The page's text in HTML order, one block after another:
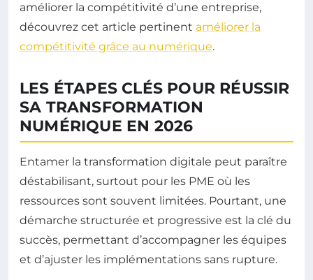
améliorer la compétitivité d’une entreprise,
découvrez cet article pertinent améliorer la
compétitivité grâce au numérique.
LES ÉTAPES CLÉS POUR RÉUSSIR
SA TRANSFORMATION
NUMÉRIQUE EN 2026
Entamer la transformation digitale peut paraître
déstabilisant, surtout pour les PME où les
ressources sont souvent limitées. Pourtant, une
démarche structurée et progressive est la clé du
succès, permettant d’accompagner les équipes
et d’ajuster les implémentations sans rupture.